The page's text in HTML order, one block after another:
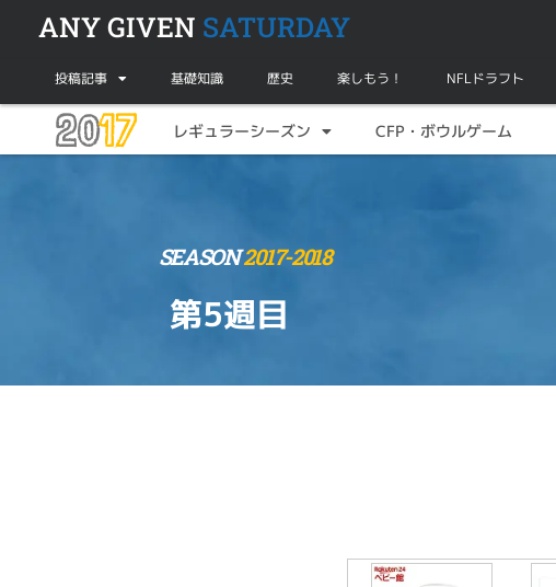
ANY GIVEN SATURDAY
投稿記事 基礎知識 歴史 楽しもう！ NFLドラフト
2017 レギュラーシーズン CFP・ボウルゲーム
SEASON2017-2018
第5週目